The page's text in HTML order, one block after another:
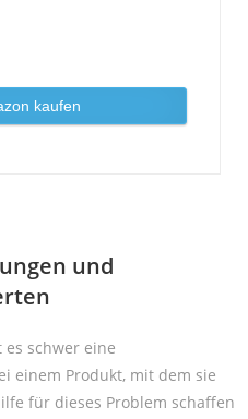
kaufen
und
schwer eine
einem Produkt, mit dem sie
für dieses Problem schaffen